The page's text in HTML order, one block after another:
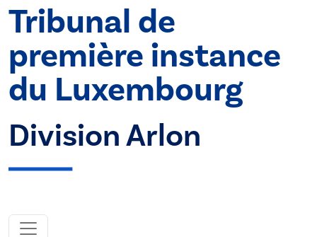
Tribunal de
première instance
du Luxembourg
Division Arlon